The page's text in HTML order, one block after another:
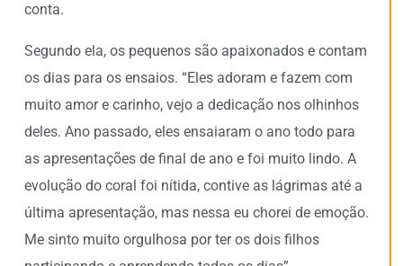
conta.
Segundo ela, os pequenos são apaixonados e contam
os dias para os ensaios. “Eles adoram e fazem com
muito amor e carinho, vejo a dedicação nos olhinhos
deles. Ano passado, eles ensaiaram o ano todo para
as apresentações de final de ano e foi muito lindo. A
evolução do coral foi nítida, contive as lágrimas até a
última apresentação, mas nessa eu chorei de emoção.
Me sinto muito orgulhosa por ter os dois filhos